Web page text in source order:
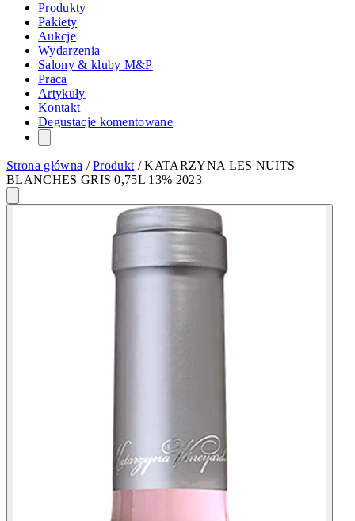
Produkty
Pakiety
Aukcje
Wydarzenia
Salony & kluby M&P
Praca
Artykuły
Kontakt
Degustacje komentowane
Strona główna /Produkt /KATARZYNA LES NUITS
BLANCHES GRIS 0,75L 13% 2023